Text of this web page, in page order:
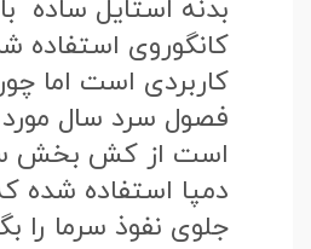
بدنه استایل ساده
کانگوروی استفاده
کاربردی است اما
فصول سرد سال مورد
است از کش بخش
دمپا استفاده شده
جلوی نفوذ سرما را